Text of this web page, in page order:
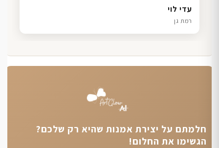
שרון כהן
תל אביב
עדי לוי
רמת גן
דנה גל
חיפה
ליאת ויוסי מ.
הוד השרון
חלמתם על יצירת אמנות שהיא רק שלכם?
הגשימו את החלום!